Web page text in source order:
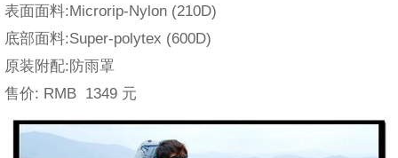
表面面料:Microrip-Nylon (210D)
底部面料:Super-polytex (600D)
原装附配:防雨罩
售价: RMB 1349 元